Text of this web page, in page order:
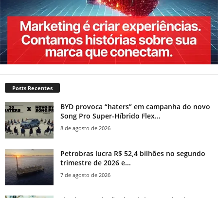
Posts Recentes
BYD provoca “haters” em campanha do novo
Song Pro Super-Híbrido Flex...
8 de agosto de 2026
Petrobras lucra R$ 52,4 bilhões no segundo
trimestre de 2026 e...
7 de agosto de 2026